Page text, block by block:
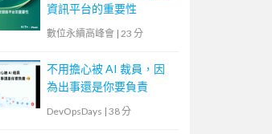
資訊平台的重要性
數位永續高峰會 | 23 分
不用擔心被 AI 裁員，因
為出事還是你要負責
DevOpsDays | 38 分